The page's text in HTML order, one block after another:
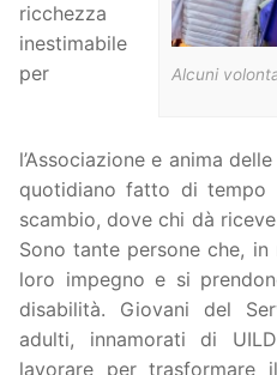
Alcuni
ricchezza
inestimabile
per
l’Associazione e anima
quotidiano fatto di tempo
scambio, dove chi dà
Sono tante persone che,
loro impegno e si
disabilità. Giovani del
adulti, innamorati di
lavorare per